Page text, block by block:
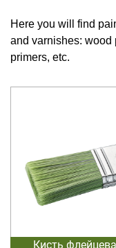
Here you will find
and varnishes: wood
primers, etc.
Кисть